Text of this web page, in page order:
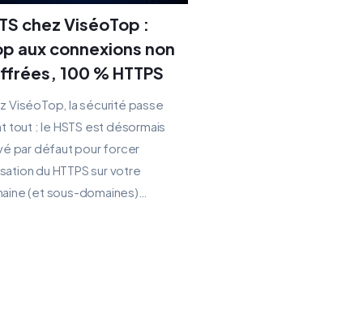
chez ViséoTop :
aux connexions non
100 % HTTPS
ViséoTop, la sécurité passe
tout : le HSTS est désormais
par défaut pour forcer
du HTTPS sur votre
(et sous-domaines)…